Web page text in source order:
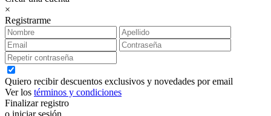
×
Registrarme
Quiero recibir descuentos exclusivos y novedades por email
Ver los términos y condiciones
Finalizar registro
o iniciar sesión